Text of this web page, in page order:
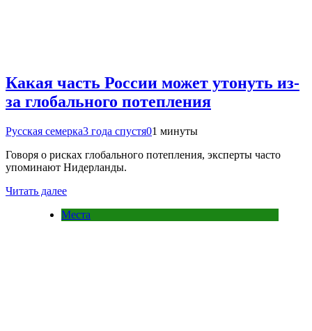
Какая часть России может утонуть из-
за глобального потепления
Русская семерка3 года спустя01 минуты
Говоря о рисках глобального потепления, эксперты часто
упоминают Нидерланды.
Читать далее
Места